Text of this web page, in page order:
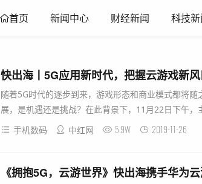
首页 新闻中心 财经新闻 科技
快出海丨5G应用新时代，把握云游戏新
随着5G时代的逐步到来，游戏形态和商业模式都将
展，是机遇还是挑战？在此背景下，11月22日下午，
手机数码
中红网 5.9W 2019-11-26
《拥抱5G，云游世界》快出海携手华为